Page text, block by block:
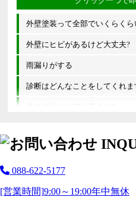
外壁塗装って全部でいくらくら
外壁にヒビがあるけど大丈夫?
雨漏りがする
診断はどんなことをしてくれま
他の会社とは何が違うの?
088-622-5177
[営業時間]9:00～19:00年中無休